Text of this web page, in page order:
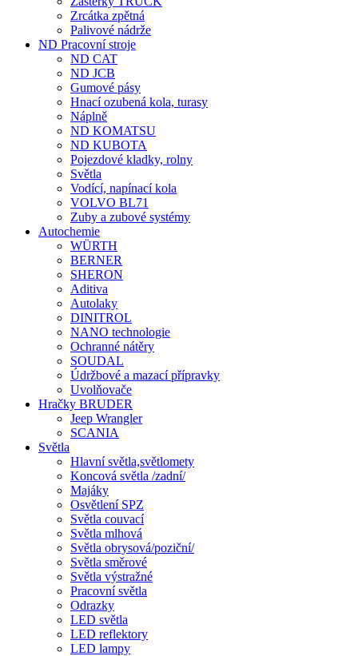
Zrcátka zpětná
Palivové nádrže
ND Pracovní stroje
ND CAT
ND JCB
Gumové pásy
Hnací ozubená kola, turasy
Náplně
ND KOMATSU
ND KUBOTA
Pojezdové kladky, rolny
Světla
Vodící, napínací kola
VOLVO BL71
Zuby a zubové systémy
Autochemie
WÜRTH
BERNER
SHERON
Aditiva
Autolaky
DINITROL
NANO technologie
Ochranné nátěry
SOUDAL
Údržbové a mazací přípravky
Uvolňovače
Hračky BRUDER
Jeep Wrangler
SCANIA
Světla
Hlavní světla,světlomety
Koncová světla /zadní/
Majáky
Osvětlení SPZ
Světla couvací
Světla mlhová
Světla obrysová/poziční/
Světla směrové
Světla výstražné
Pracovní světla
Odrazky
LED světla
LED reflektory
LED lampy